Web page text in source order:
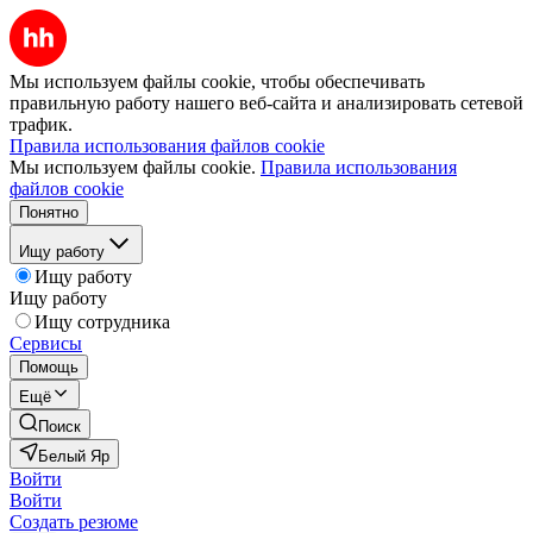
Мы используем файлы cookie, чтобы обеспечивать
правильную работу нашего веб-сайта и анализировать сетевой
трафик.
Правила использования файлов cookie
Мы используем файлы cookie. Правила использования
файлов cookie
Понятно
Ищу работу
Ищу работу
Ищу работу
Ищу сотрудника
Сервисы
Помощь
Ещё
Поиск
Белый Яр
Войти
Войти
Создать резюме